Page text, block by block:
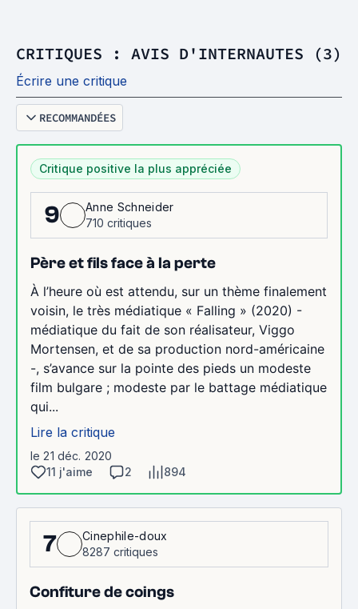
CRITIQUES : AVIS D'INTERNAUTES (3)
Écrire une critique
RECOMMANDÉES
Critique positive la plus appréciée
9
Anne Schneider
710 critiques
Père et fils face à la perte
À l’heure où est attendu, sur un thème finalement
voisin, le très médiatique « Falling » (2020) -
médiatique du fait de son réalisateur, Viggo
Mortensen, et de sa production nord-américaine
-, s’avance sur la pointe des pieds un modeste
film bulgare ; modeste par le battage médiatique
qui...
Lire la critique
le 21 déc. 2020
11 j'aime
2 894
7
Cinephile-doux
8287 critiques
Confiture de coings